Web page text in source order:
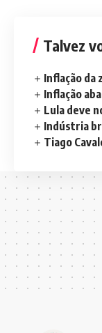
Talvez
Inflação da
Inflação
Lula deve
Indústria
Tiago